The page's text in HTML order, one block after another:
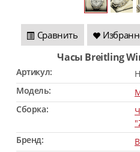
Сравнить
Часы Breitling
Артикул:
Модель:
Сборка:
Бренд: